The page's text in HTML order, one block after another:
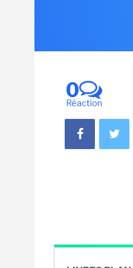
0
Réaction